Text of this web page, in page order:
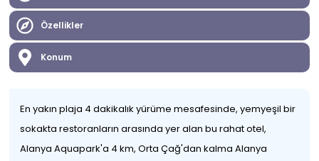
Özellikler
Konum
En yakın plaja 4 dakikalık yürüme mesafesinde, yemyeşil bir
sokakta restoranların arasında yer alan bu rahat otel,
Alanya Aquapark'a 4 km, Orta Çağ'dan kalma Alanya